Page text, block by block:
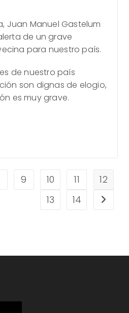
Juan Manuel Gastelum
de un grave
para nuestro país.
de nuestro país
son dignas de elogio,
es muy grave.
9 10 11
12
13
14 Ir a la